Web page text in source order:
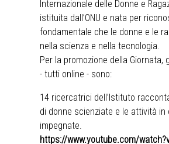
Internazionale delle Donne e
istituita dall’ONU e nata per
fondamentale che le donne e le
nella scienza e nella tecnologia.
Per la promozione della Giornata,
- tutti online - sono:
14 ricercatrici dell’Istituto
di donne scienziate e le attività in
impegnate.
https://www.youtube.com/